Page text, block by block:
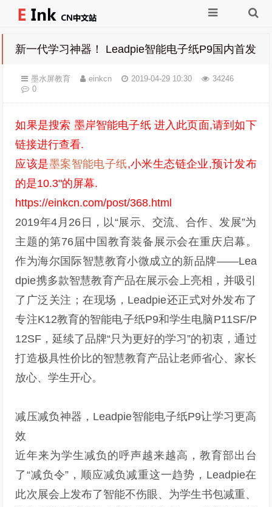
新一代学习神器！ Leadpie智能电子纸P9国内首发
墨水屏教育 einkcn 2019-04-29 10:30
34246
0
如果是搜索 墨岸智能电子纸进入此页面,请到如下
链接进行查看.
应该是墨案智能电子纸,小米生态链企业,预计发布
的是10.3"的屏幕.
https://einkcn.com/post/368.html
2019年4月26日，以“展示、交流、合作、发展”为
主题的第76届中国教育装备展示会在重庆启幕。
作为海尔国际智慧教育小微成立的新品牌——Lea
dpie携多款智慧教育产品在展示会上亮相，并吸引
了广泛关注；在现场，Leadpie还正式对外发布了
专注K12教育的智能电子纸P9和学生电脑P11SF/P
12SF，延续了品牌“只为更好的学习”的初衷，通过
打造极具性价比的智慧教育产品让老师省心、家长
放心、学生开心。
减压减负神器，Leadpie智能电子纸P9让学习更高
效
近年来为学生减负的呼声越来越高，教育部出台
了“减负令”，顺应减负减重这一趋势，Leadpie在
此次展会上发布了智能不伤眼、为学生书包减重、